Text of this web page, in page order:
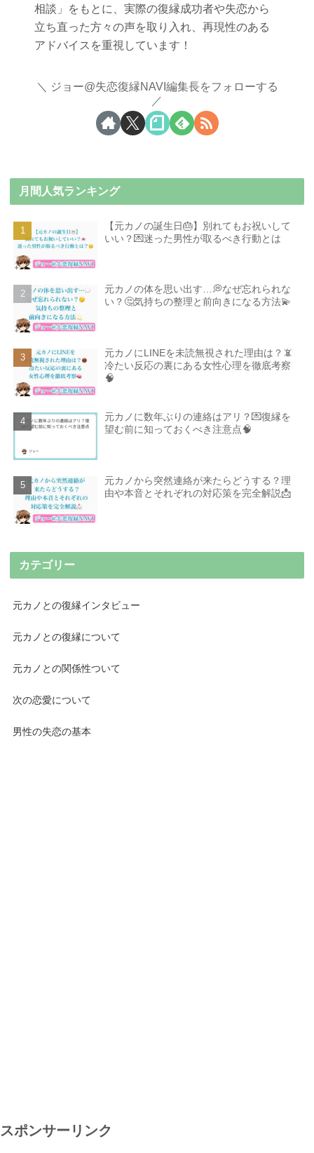
相談」をもとに、実際の復縁成功者や失恋から
立ち直った方々の声を取り入れ、再現性のある
アドバイスを重視しています！
ジョー@失恋復縁NAVI編集長をフォローする
月間人気ランキング
【元カノの誕生日🎂】別れてもお祝いして
いい？💌迷った男性が取るべき行動とは
元カノの体を思い出す…💭なぜ忘れられな
い？🤔気持ちの整理と前向きになる方法💫
元カノにLINEを未読無視された理由は？📵
冷たい反応の裏にある女性心理を徹底考察
🧠
元カノに数年ぶりの連絡はアリ？💌復縁を
望む前に知っておくべき注意点🧠
元カノから突然連絡が来たらどうする？理
由や本音とそれぞれの対応策を完全解説📩
カテゴリー
元カノとの復縁インタビュー
元カノとの復縁について
元カノとの関係性ついて
次の恋愛について
男性の失恋の基本
スポンサーリンク